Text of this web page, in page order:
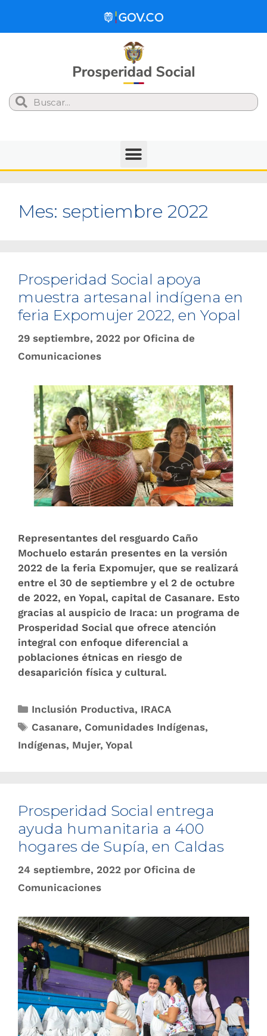
Search
Mes: septiembre 2022
Prosperidad Social apoya
muestra artesanal indígena en
feria Expomujer 2022, en Yopal
29 septiembre, 2022 por Oficina de
Comunicaciones
Representantes del resguardo Caño
Mochuelo estarán presentes en la versión
2022 de la feria Expomujer, que se realizará
entre el 30 de septiembre y el 2 de octubre
de 2022, en Yopal, capital de Casanare. Esto
gracias al auspicio de Iraca: un programa de
Prosperidad Social que ofrece atención
integral con enfoque diferencial a
poblaciones étnicas en riesgo de
desaparición física y cultural.
Inclusión Productiva, IRACA
Casanare, Comunidades Indígenas,
Indígenas, Mujer, Yopal
Prosperidad Social entrega
ayuda humanitaria a 400
hogares de Supía, en Caldas
24 septiembre, 2022 por Oficina de
Comunicaciones